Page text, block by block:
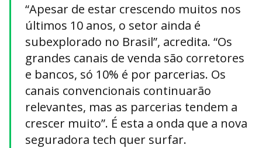
“Apesar de estar crescendo muitos nos
últimos 10 anos, o setor ainda é
subexplorado no Brasil”, acredita. “Os
grandes canais de venda são corretores
e bancos, só 10% é por parcerias. Os
canais convencionais continuarão
relevantes, mas as parcerias tendem a
crescer muito”. É esta a onda que a nova
seguradora tech quer surfar.